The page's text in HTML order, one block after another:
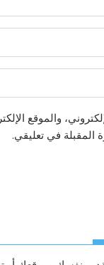
والموقع
المقبلة في تعليقي.